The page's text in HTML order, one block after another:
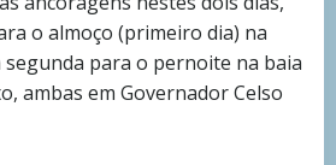
o almoço (primeiro dia) na
segunda para o pernoite na baia
ambas em Governador Celso